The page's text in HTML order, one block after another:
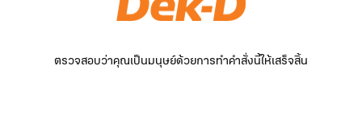
ตรวจสอบว่าคุณเป็นมนุษย์ด้วยการทำคำสั่งนี้ให้เสร็จสิ้น